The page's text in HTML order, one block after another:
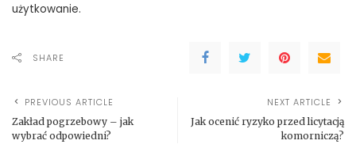
użytkowanie.
SHARE
PREVIOUS ARTICLE
Zakład pogrzebowy – jak
wybrać odpowiedni?
NEXT ARTICLE
Jak ocenić ryzyko przed licytacją
komorniczą?